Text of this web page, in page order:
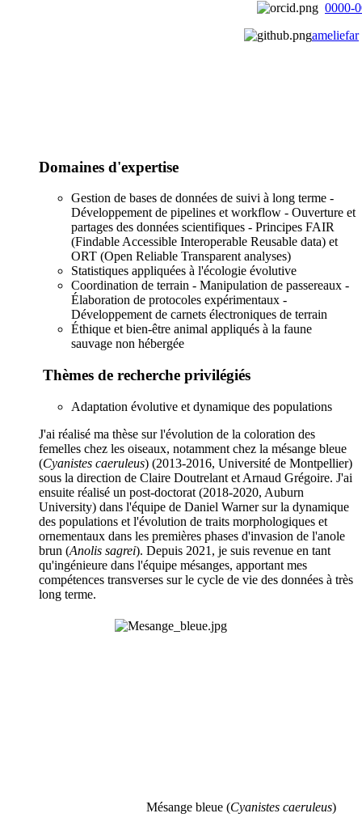
0000-
ameliefar
Domaines d'expertise
Gestion de bases de données de suivi à long terme -
Développement de pipelines et workflow - Ouverture et
partages des données scientifiques - Principes FAIR
(Findable Accessible Interoperable Reusable data) et
ORT (Open Reliable Transparent analyses)
Statistiques appliquées à l'écologie évolutive
Coordination de terrain - Manipulation de passereaux -
Élaboration de protocoles expérimentaux -
Développement de carnets électroniques de terrain
Éthique et bien-être animal appliqués à la faune
sauvage non hébergée
Thèmes de recherche privilégiés
Adaptation évolutive et dynamique des populations
J'ai réalisé ma thèse sur l'évolution de la coloration des
femelles chez les oiseaux, notamment chez la mésange bleue
(Cyanistes caeruleus) (2013-2016, Université de Montpellier)
sous la direction de Claire Doutrelant et Arnaud Grégoire. J'ai
ensuite réalisé un post-doctorat (2018-2020, Auburn
University) dans l'équipe de Daniel Warner sur la dynamique
des populations et l'évolution de traits morphologiques et
ornementaux dans les premières phases d'invasion de l'anole
brun (Anolis sagrei). Depuis 2021, je suis revenue en tant
qu'ingénieure dans l'équipe mésanges, apportant mes
compétences transverses sur le cycle de vie des données à très
long terme.
Mésange bleue (Cyanistes caeruleus)